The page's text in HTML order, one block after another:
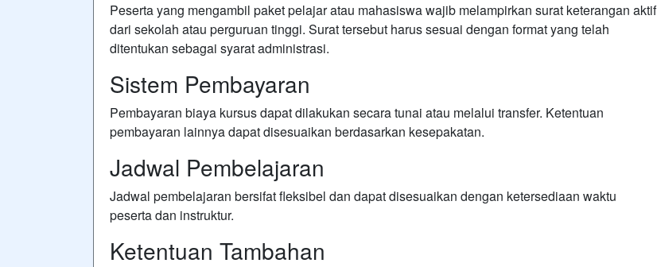
Peserta yang mengambil paket pelajar atau mahasiswa wajib melampirkan surat keterangan aktif
dari sekolah atau perguruan tinggi. Surat tersebut harus sesuai dengan format yang telah
ditentukan sebagai syarat administrasi.
Sistem Pembayaran
Pembayaran biaya kursus dapat dilakukan secara tunai atau melalui transfer. Ketentuan
pembayaran lainnya dapat disesuaikan berdasarkan kesepakatan.
Jadwal Pembelajaran
Jadwal pembelajaran bersifat fleksibel dan dapat disesuaikan dengan ketersediaan waktu
peserta dan instruktur.
Ketentuan Tambahan